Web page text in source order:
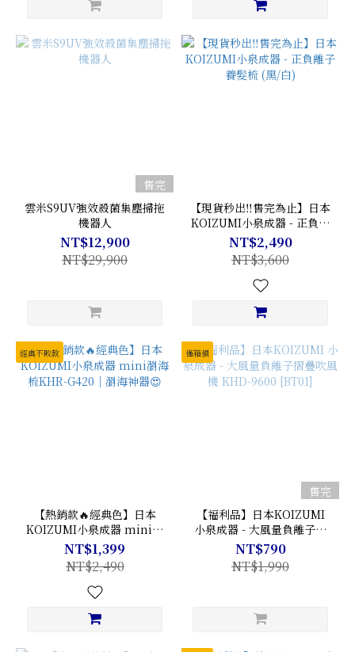
售完
雲米S9UV強效殺菌集塵掃拖
機器人
NT$12,900
NT$29,900
【現貨秒出‼️售完為止】日本
KOIZUMI小泉成器 - 正負離
子養髮梳 (黑/白)
NT$2,490
NT$3,600
經典不敗款
【熱銷款🔥經典色】日本
KOIZUMI小泉成器 mini瀏
海梳KHR-G420｜瀏海神器
😍
NT$1,399
NT$2,490
僅箱損
售完
【福利品】日本KOIZUMI
小泉成器 - 大風量負離子摺
疊吹風機 KHD-9600 [BT01]
NT$790
NT$1,990